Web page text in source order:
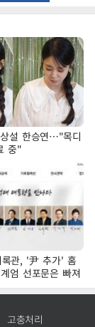
설 한승연…"목디
중"
록관, '尹 추가' 홈
엄 선포문은 빠져
고충처리